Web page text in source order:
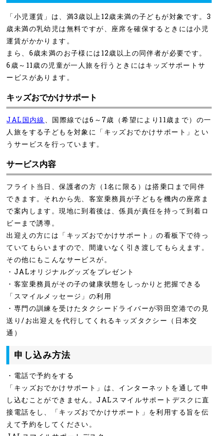
「小児運賃」は、満3歳以上12歳未満の子どもが対象です。3
歳未満の乳幼児は無料ですが、座席を確保するときには小児
運賃がかかります。
まら、6歳未満のお子様には12歳以上の同伴者が必要です。
6歳～11歳の児童が一人旅を行うときにはキッズサポートサ
ービスがあります。
キッズおでかけサポート
JAL国内線
、国際線では6～7歳（希望により11歳まで）の一
人旅をする子どもを対象に「キッズおでかけサポート」とい
うサービスを行っています。
サービス内容
フライト当日、保護者の方（1名に限る）は搭乗口まで同伴
できます。それから先、客室乗務員が子どもを機内の座席ま
で案内します。現地に到着後は、係員が責任を持って到着ロ
ビーまで誘導。
出迎えの方には「キッズおでかけサポート」の看板下で待っ
ていてもらいますので、間違いなく引き渡してもらえます。
その他にもこんなサービスが。
・JALオリジナルグッズをプレゼント
・客室乗務員がその子の健康状態をしっかりと把握できる
「スマイルメッセージ」の利用
・専門の訓練を受けたタクシードライバーが羽田空港での見
送り/お出迎えを代行してくれるキッズタクシー（日本交
通）
申し込み方法
・電話で予約をする
「キッズおでかけサポート」は、インターネットを通して申
し込むことができません。JALスマイルサポートデスクに直
接電話をし、「キッズおでかけサポート」を利用する旨を伝
えて予約をしてください。